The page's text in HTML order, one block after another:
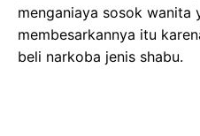
menganiaya sosok wanita
membesarkannya itu
beli narkoba jenis shabu.